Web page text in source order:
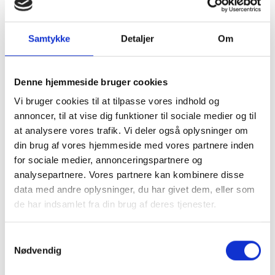
Samtykke Detaljer Om
Denne hjemmeside bruger cookies
Vi bruger cookies til at tilpasse vores indhold og
annoncer, til at vise dig funktioner til sociale medier og til
at analysere vores trafik. Vi deler også oplysninger om
din brug af vores hjemmeside med vores partnere inden
for sociale medier, annonceringspartnere og
analysepartnere. Vores partnere kan kombinere disse
data med andre oplysninger, du har givet dem, eller som
de har indsamlet fra din brug af deres tjenester.
Nødvendig